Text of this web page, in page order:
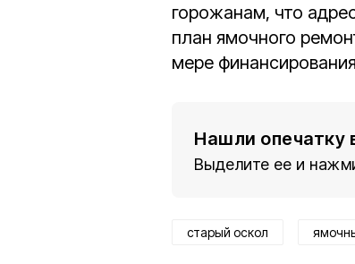
горожанам, что
план ямочного
мере
Нашли опечатку
Выделите ее и
старый оскол